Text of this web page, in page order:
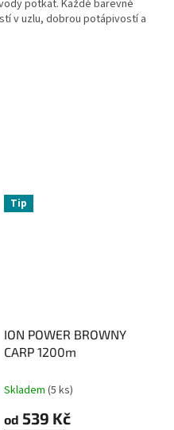
potkat. Každé barevné
v uzlu, dobrou potápivostí a
Tip
ION POWER BROWNY
CARP 1200m
Skladem (5 ks)
od 539 Kč